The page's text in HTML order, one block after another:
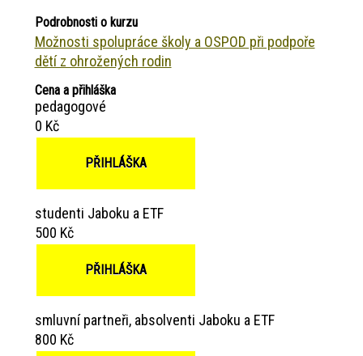
Podrobnosti o kurzu
Možnosti spolupráce školy a OSPOD při podpoře
dětí z ohrožených rodin
Cena a přihláška
pedagogové
0 Kč
PŘIHLÁŠKA
studenti Jaboku a ETF
500 Kč
PŘIHLÁŠKA
smluvní partneři, absolventi Jaboku a ETF
800 Kč